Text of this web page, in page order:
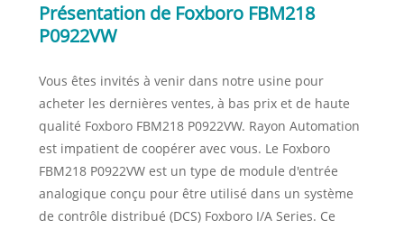
Présentation de Foxboro FBM218
P0922VW
Vous êtes invités à venir dans notre usine pour
acheter les dernières ventes, à bas prix et de haute
qualité Foxboro FBM218 P0922VW. Rayon Automation
est impatient de coopérer avec vous. Le Foxboro
FBM218 P0922VW est un type de module d'entrée
analogique conçu pour être utilisé dans un système
de contrôle distribué (DCS) Foxboro I/A Series. Ce